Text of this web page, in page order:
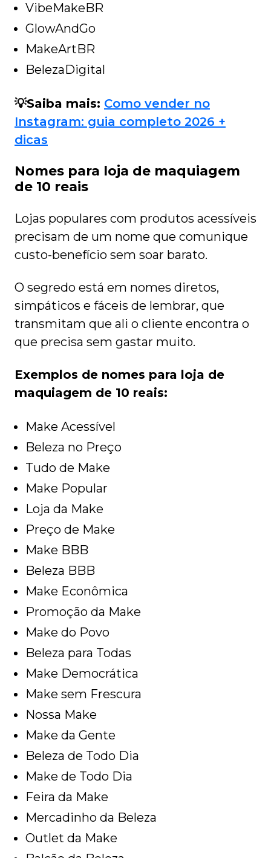
VibeMakeBR
GlowAndGo
MakeArtBR
BelezaDigital
💡Saiba mais: Como vender no
Instagram: guia completo 2026 +
dicas
Nomes para loja de maquiagem
de 10 reais
Lojas populares com produtos acessíveis
precisam de um nome que comunique
custo-benefício sem soar barato.
O segredo está em nomes diretos,
simpáticos e fáceis de lembrar, que
transmitam que ali o cliente encontra o
que precisa sem gastar muito.
Exemplos de nomes para loja de
maquiagem de 10 reais:
Make Acessível
Beleza no Preço
Tudo de Make
Make Popular
Loja da Make
Preço de Make
Make BBB
Beleza BBB
Make Econômica
Promoção da Make
Make do Povo
Beleza para Todas
Make Democrática
Make sem Frescura
Nossa Make
Make da Gente
Beleza de Todo Dia
Make de Todo Dia
Feira da Make
Mercadinho da Beleza
Outlet da Make